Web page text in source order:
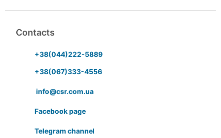
Contacts
+38(044)222-5889
+38(067)333-4556
info@csr.com.ua
Facebook page
Telegram channel